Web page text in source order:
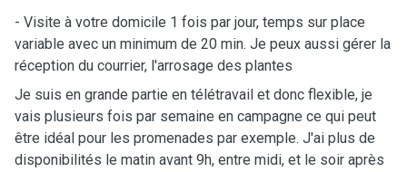
- Visite à votre domicile 1 fois par jour, temps sur place
variable avec un minimum de 20 min. Je peux aussi gérer la
réception du courrier, l'arrosage des plantes
Je suis en grande partie en télétravail et donc flexible, je
vais plusieurs fois par semaine en campagne ce qui peut
être idéal pour les promenades par exemple. J'ai plus de
disponibilités le matin avant 9h, entre midi, et le soir après